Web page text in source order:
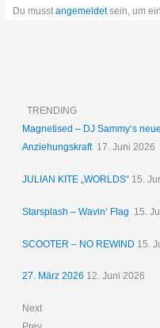
Du musstangemeldetsein, um
TRENDING
Magnetised – DJ Sammy‘s
Anziehungskraft 17. Juni 2026
JULIAN KITE „WORLDS“ 15.
Starsplash – Wavin‘ Flag 15.
SCOOTER – NO REWIND 15.
27. März 2026 12. Juni 2026
Next